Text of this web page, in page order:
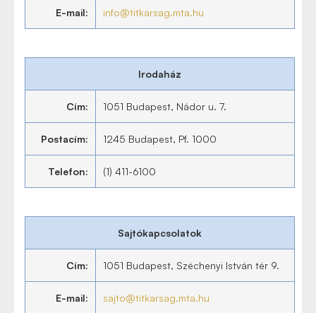
E-mail: info@titkarsag.mta.hu
Irodaház
Cím: 1051 Budapest, Nádor u. 7.
Postacím: 1245 Budapest, Pf. 1000
Telefon: (1) 411-6100
Sajtókapcsolatok
Cím: 1051 Budapest, Széchenyi István tér 9.
E-mail: sajto@titkarsag.mta.hu